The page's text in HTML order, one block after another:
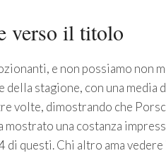
verso il titolo
e non possiamo non
stagione, con una media
volte, dimostrando che
mostrato una costanza
di questi. Chi altro ama